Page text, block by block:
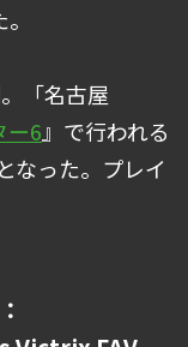
「名古屋
ー6』で行われる
なった。プレイ